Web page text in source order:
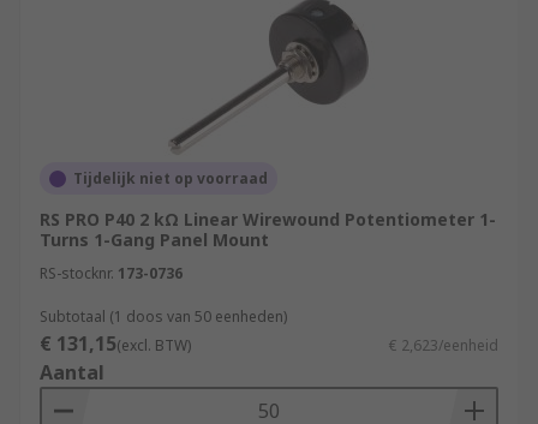
Potentiometer
Potentiometer Mounting Nuts
Tijdelijk niet op voorraad
RS PRO P40 2 kΩ Linear Wirewound Potentiometer 1-
Turns 1-Gang Panel Mount
RS-stocknr. 173-0736
Subtotaal (1 doos van 50 eenheden)
€ 131,15(excl. BTW) € 2,623/eenheid
Aantal